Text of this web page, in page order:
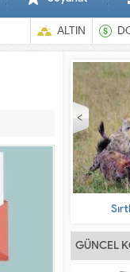
ALTIN
GÜNCEL